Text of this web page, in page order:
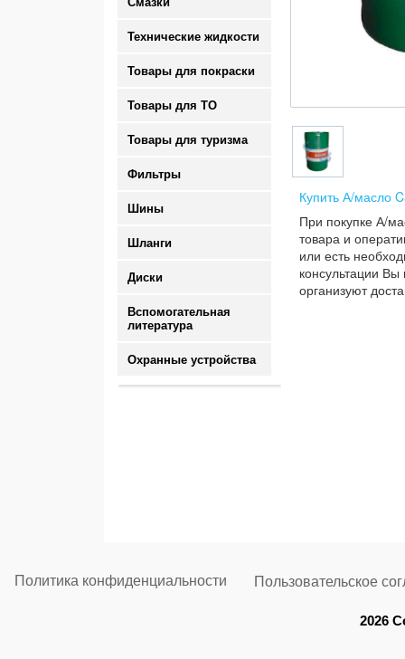
Технические жидкости
Товары для покраски
Товары для ТО
Товары для туризма
Фильтры
Шины
Шланги
Диски
Вспомогательная
литература
Охранные устройства
Купить А/масло
При покупке А/
товара и
или есть
консультации
организуют
Политика конфиденциальности Пользовательское
2026